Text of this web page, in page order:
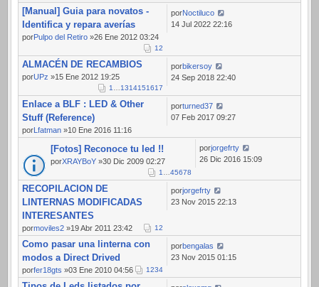
[Manual] Guia para novatos -
Identifica y repara averías
porPulpo del Retiro »26 Ene 2012 03:24
12
porNoctiluco
14 Jul 2022 22:16
ALMACÉN DE RECAMBIOS
porUPz »15 Ene 2012 19:25
1…1314151617
porbikersoy
24 Sep 2018 22:40
Enlace a BLF : LED & Other
Stuff (Reference)
por Lfatman »10 Ene 2016 11:16
porturned37
07 Feb 2017 09:27
[Fotos] Reconoce tu led !!
porXRAYBoY »30 Dic 2009 02:27
1…45678
porjorgefrty
26 Dic 2016 15:09
RECOPILACION DE
LINTERNAS MODIFICADAS
INTERESANTES
pormoviles2 »19 Abr 2011 23:42 12
porjorgefrty
23 Nov 2015 22:13
Como pasar una linterna con
modos a Direct Drived
porfer18gts »03 Ene 2010 04:56 1234
porbengalas
23 Nov 2015 01:15